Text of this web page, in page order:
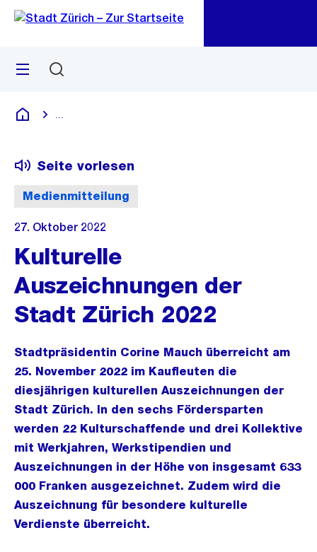
Navigation
Sprunglink
Menü
Deutsch
Medienmitteilung
Seite vorlesen
27. Oktober 2022
Kulturelle
Auszeichnungen der
Stadt Zürich 2022
Stadtpräsidentin Corine Mauch überreicht am
25. November 2022 im Kaufleuten die
diesjährigen kulturellen Auszeichnungen der
Stadt Zürich. In den sechs Fördersparten
werden 22 Kulturschaffende und drei Kollektive
mit Werkjahren, Werkstipendien und
Auszeichnungen in der Höhe von insgesamt 633
000 Franken ausgezeichnet. Zudem wird die
Auszeichnung für besondere kulturelle
Verdienste überreicht.